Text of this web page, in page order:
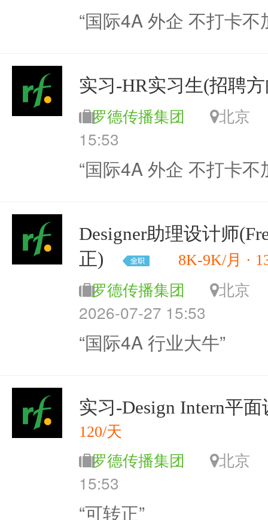
“国际4A 外企 不打卡不
实习-HR实习生(招聘
罗德传播集团
北
15:53
“国际4A 外企 不打卡不
Designer助理设计师
正)
8K-9K/月 ·
罗德传播集团
北
2026-07-27 15:53
“国际4A 行业大牛”
实习-Design Intern平
120/天
罗德传播集团
北
15:53
“可转正”